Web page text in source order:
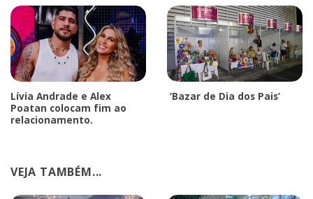
Lívia Andrade e Alex
Poatan colocam fim ao
relacionamento.
‘Bazar de Dia dos Pais’
VEJA TAMBÉM...